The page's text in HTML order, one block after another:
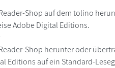
Shop auf dem tolino
Adobe Digital Editions.
Shop herunter oder
Editions auf ein Standard-